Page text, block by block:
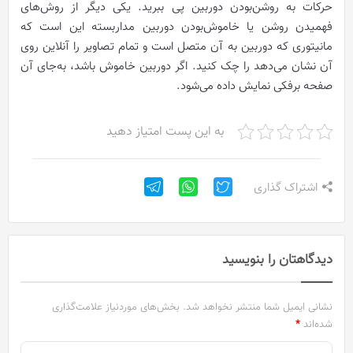
حرکات به روشن‌بودن دوربین پی ببرید. یکی دیگر از روش‌های
فهمیدن روشن یا خاموش‌بودن دوربین مداربسته این است که
مانیتوری که دوربین به آن متصل است و تمام تصاویر را آنلاین روی
آن نشان می‌دهد را چک کنید. اگر دوربین خاموش باشد، به‌جای آن
صفحه برفکی نمایش داده می‌شود.
به این پست امتیاز دهید
اشتراک گذاری
دیدگاهتان را بنویسید
نشانی ایمیل شما منتشر نخواهد شد. بخش‌های موردنیاز علامت‌گذاری
شده‌اند *